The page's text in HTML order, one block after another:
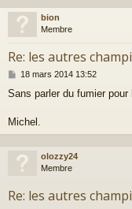
bion
Membre
Re: les autres
M
s
a
g
18 mars 2014 13:52
Sans parler du fumier pour
Michel.
olozzy24
Membre
Re: les autres